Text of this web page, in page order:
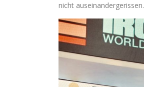
nicht auseinandergerissen.